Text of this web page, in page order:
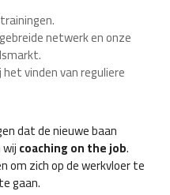
netwerk en onze
vinden van reguliere
dat de nieuwe baan
coaching on the job.
om zich op de werkvloer te
gaan.